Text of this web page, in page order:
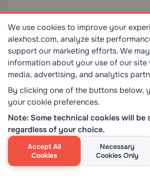
Metode Kesulitan
Plugin Keamanan ⭐ Mudah
Filter functions.php ⭐⭐ Sedang
Gabungan (.htaccess +
filter)
We use cookies to improve your
alexhost.com, analyze site
support our marketing efforts. We
information about your use of our site
media, advertising, and analytics
By clicking one of the buttons below,
your cookie preferences.
Note: Some technical cookies will be
regardless of your choice.
Accept All
Cookies
Necessary
Cookies Only